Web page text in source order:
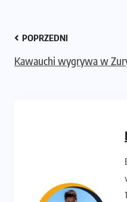
POPRZEDNI
Kawauchi wygrywa w